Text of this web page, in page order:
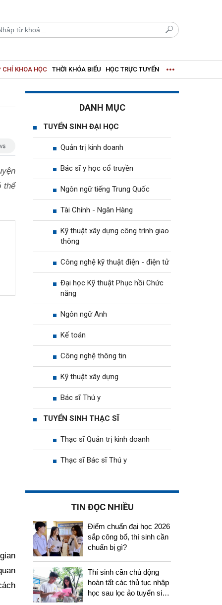
CHÍ KHOA HỌC THỜI KHÓA BIỂU HỌC TRỰC TUYẾN
thể
DANH MỤC
TUYỂN SINH ĐẠI HỌC
Quản trị kinh doanh
Bác sĩ y học cổ truyền
Ngôn ngữ tiếng Trung Quốc
Tài Chính - Ngân Hàng
Kỹ thuật xây dựng công trình giao
thông
Công nghệ kỹ thuật điện - điện tử
Đại học Kỹ thuật Phục hồi Chức
năng
Ngôn ngữ Anh
Kế toán
Công nghệ thông tin
Kỹ thuật xây dựng
Bác sĩ Thú y
TUYỂN SINH THẠC SĨ
Thạc sĩ Quản trị kinh doanh
Thạc sĩ Bác sĩ Thú y
TIN ĐỌC NHIỀU
Điểm chuẩn đại học 2026
sắp công bố, thí sinh cần
chuẩn bị gì?
Thí sinh cần chủ động
hoàn tất các thủ tục nhập
học sau lọc ảo tuyển sinh